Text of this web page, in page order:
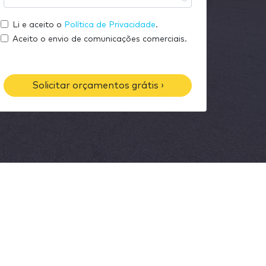
e
m
a
s
e
u
e
Li e aceito o Política de Privacidade.
Aceito o envio de comunicações comerciais.
Solicitar orçamentos grátis ›